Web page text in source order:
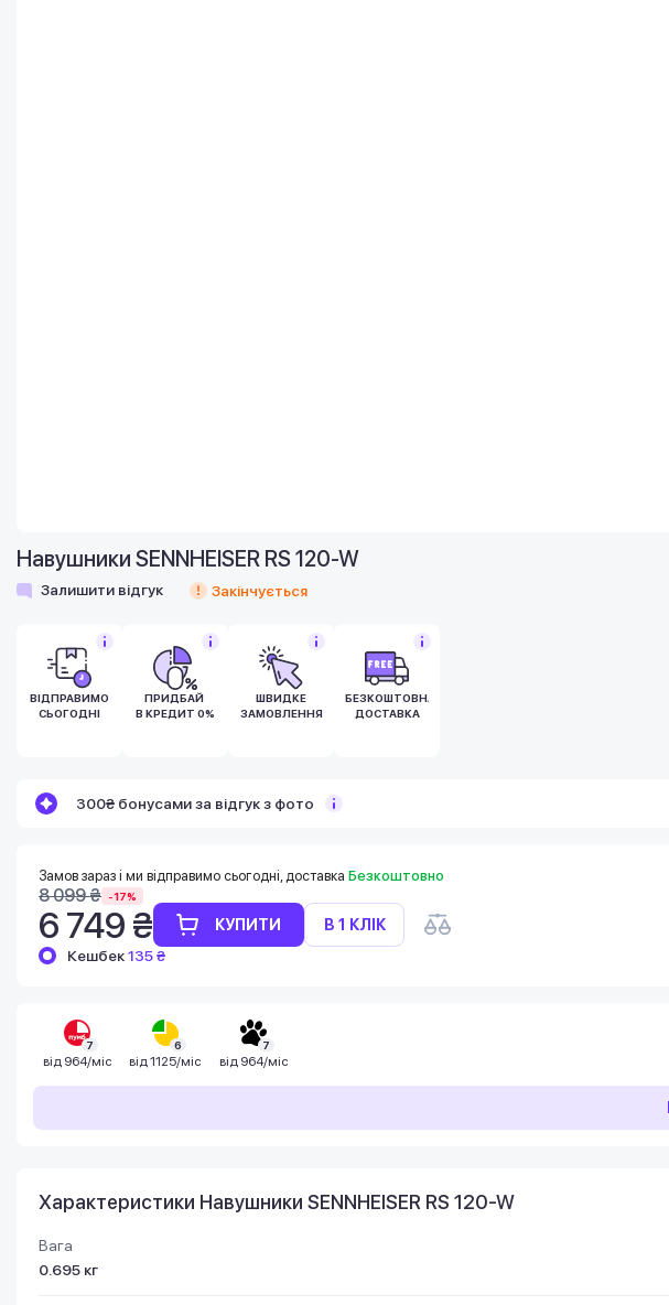
Навушники SENNHEISER RS 120-W
Залишити відгук Закінчується
ВІДПРАВИМО
СЬОГОДНІ
ПРИДБАЙ
В КРЕДИТ 0%
ШВИДКЕ
ЗАМОВЛЕННЯ
БЕЗКОШТОВНА
ДОСТАВКА
300₴ бонусами за відгук з фото
Замов зараз і ми відправимо сьогодні, доставка Безкоштовно
8 099 ₴ -17%
6 749 ₴ КУПИТИ
В 1 КЛІК
Кешбек135 ₴
після покупки.
Накопиченими бонусами можна сплатити
до 99% вартості наступної покупки:
детальніше
7
від 964/міс
6
від 1125/міс
7
від 964/міс
Характеристики Навушники SENNHEISER RS 120-W
Вага
0.695 кг